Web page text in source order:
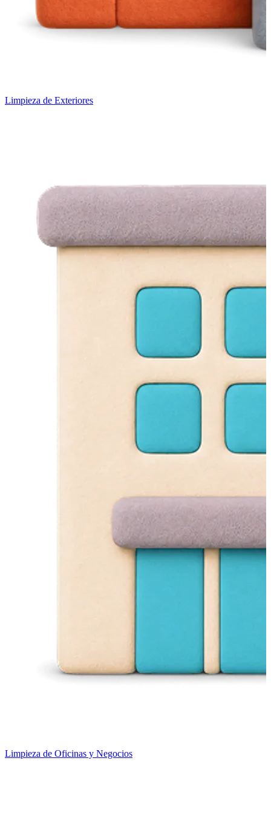
Limpieza de Exteriores
Limpieza de Oficinas y Negocios